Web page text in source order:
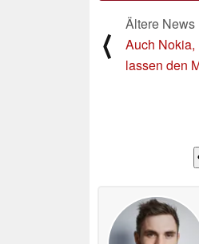
⟨
Ältere News
Auch Nokia,
lassen den